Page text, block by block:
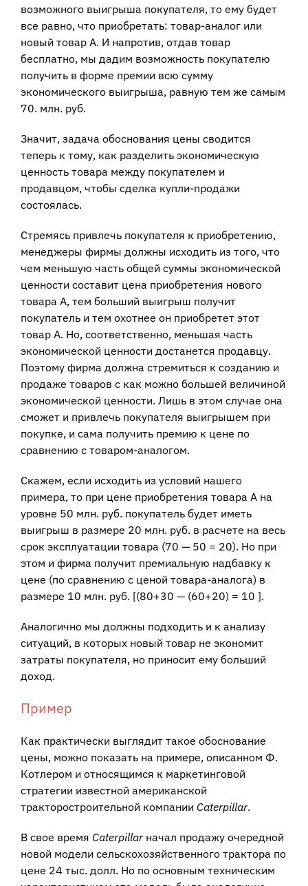
возможного выигрыша покупателя, то ему будет
все равно, что приобретать: товар-аналог или
новый товар А. И напротив, отдав товар
бесплатно, мы дадим возможность покупателю
получить в форме премии всю сумму
экономического выигрыша, равную тем же самым
70. млн. руб.
Значит, задача обоснования цены сводится
теперь к тому, как разделить экономическую
ценность товара между покупателем и
продавцом, чтобы сделка купли-продажи
состоялась.
Стремясь привлечь покупателя к приобретению,
менеджеры фирмы должны исходить из того, что
чем меньшую часть общей суммы экономической
ценности составит цена приобретения нового
товара А, тем больший выигрыш получит
покупатель и тем охотнее он приобретет этот
товар А. Но, соответственно, меньшая часть
экономической ценности достанется продавцу.
Поэтому фирма должна стремиться к созданию и
продаже товаров с как можно большей величиной
экономической ценности. Лишь в этом случае она
сможет и привлечь покупателя выигрышем при
покупке, и сама получить премию к цене по
сравнению с товаром-аналогом.
Скажем, если исходить из условий нашего
примера, то при цене приобретения товара А на
уровне 50 млн. руб. покупатель будет иметь
выигрыш в размере 20 млн. руб. в расчете на весь
срок эксплуатации товара (70 — 50 = 20). Но при
этом и фирма получит премиальную надбавку к
цене (по сравнению с ценой товара-аналога) в
размере 10 млн. руб. [(80+30 — (60+20) = 10 ].
Аналогично мы должны подходить и к анализу
ситуаций, в которых новый товар не экономит
затраты покупателя, но приносит ему больший
доход.
Пример
Как практически выглядит такое обоснование
цены, можно показать на примере, описанном Ф.
Котлером и относящимся к маркетинговой
стратегии известной американской
тракторостроительной компании Caterpillar.
В свое время Caterpillar начал продажу очередной
новой модели сельскохозяйственного трактора по
цене 24 тыс. долл. Но по основным техническим